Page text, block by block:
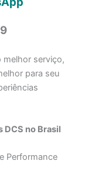
melhor serviço,
para seu
DCS no Brasil
Performance